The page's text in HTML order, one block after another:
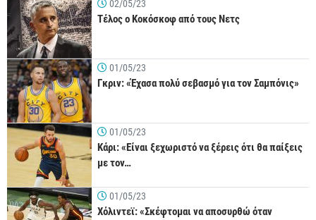
02/05/23
Τέλος ο Κοκόσκοφ από τους Νετς
01/05/23
Γκριν: «Έχασα πολύ σεβασμό για τον Σαμπόνις»
01/05/23
Κάρι: «Είναι ξεχωριστό να ξέρεις ότι θα παίξεις
με τον…
01/05/23
Χόλιντεϊ: «Σκέφτομαι να αποσυρθώ όταν